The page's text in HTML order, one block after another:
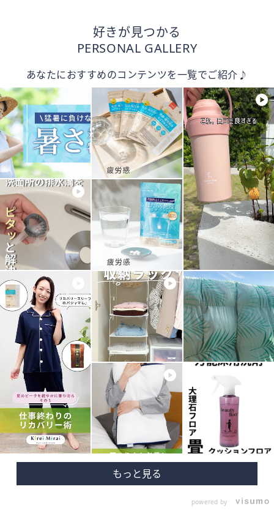
好きが見つかる
PERSONAL GALLERY
あなたにおすすめのコンテンツを一覧でご紹介♪
powered by